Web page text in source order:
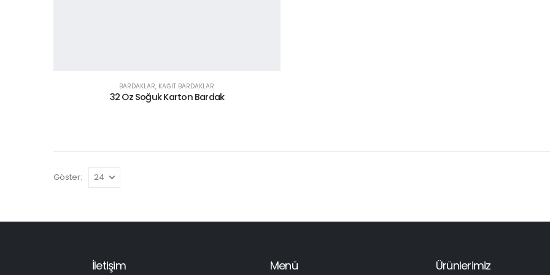
BARDAKLAR, KAĞIT BARDAKLAR
32 Oz Soğuk Karton Bardak
Göster:
İletişim Menü Ürünlerimiz